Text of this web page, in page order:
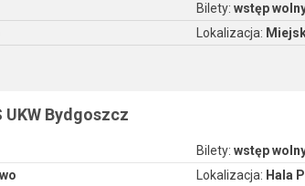
Bilety: wstęp
Lokalizacja:
UKW Bydgoszcz
Bilety: wstęp
Lokalizacja: Hala